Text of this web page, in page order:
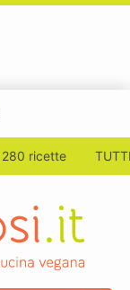
280 ricette